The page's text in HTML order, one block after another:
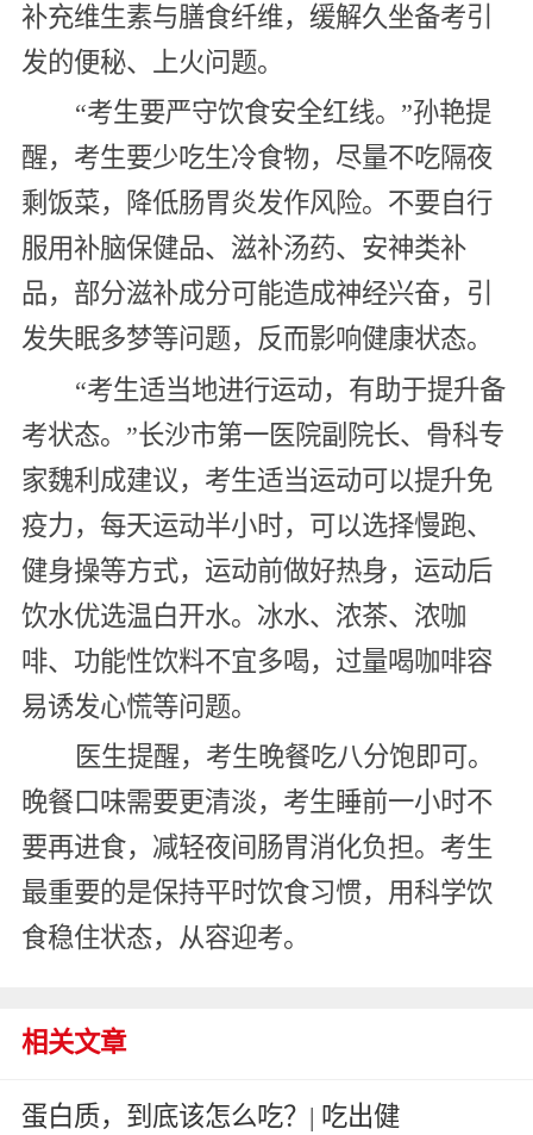
补充维生素与膳食纤维，缓解久坐备考引
发的便秘、上火问题。
“考生要严守饮食安全红线。”孙艳提
醒，考生要少吃生冷食物，尽量不吃隔夜
剩饭菜，降低肠胃炎发作风险。不要自行
服用补脑保健品、滋补汤药、安神类补
品，部分滋补成分可能造成神经兴奋，引
发失眠多梦等问题，反而影响健康状态。
“考生适当地进行运动，有助于提升备
考状态。”长沙市第一医院副院长、骨科专
家魏利成建议，考生适当运动可以提升免
疫力，每天运动半小时，可以选择慢跑、
健身操等方式，运动前做好热身，运动后
饮水优选温白开水。冰水、浓茶、浓咖
啡、功能性饮料不宜多喝，过量喝咖啡容
易诱发心慌等问题。
医生提醒，考生晚餐吃八分饱即可。
晚餐口味需要更清淡，考生睡前一小时不
要再进食，减轻夜间肠胃消化负担。考生
最重要的是保持平时饮食习惯，用科学饮
食稳住状态，从容迎考。
相关文章
蛋白质，到底该怎么吃？| 吃出健